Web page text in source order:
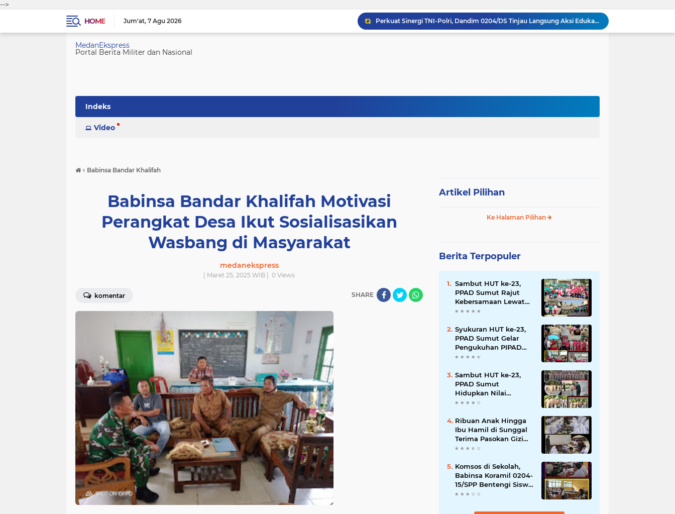
-->
HOME
Jum'at 7 Agu 2026
Perkuat Sinergi TNI-Polri, Dandim 0204/DS Tinjau Langsung Aksi Edukatif Taruna Akpol di Sekolah Rakyat Tebing Tinggi
Ribuan Anak Hingga Ibu Hamil di Sunggal Terima Pasokan Gizi Gratis dari TNI dan YPPSDP
Komsos di Sekolah, Babinsa Koramil 0204-15/SPP Bentengi Siswa SMPN 1 Sipispis dari Bahaya Narkotika
MedanEkspress
Portal Berita Militer dan Nasional
Indeks
Video
› Babinsa Bandar Khalifah
Babinsa Bandar Khalifah Motivasi
Perangkat Desa Ikut Sosialisasikan
Wasbang di Masyarakat
medanekspress
| Maret 25, 2025 WIB | 0 Views
komentar SHARE
Artikel Pilihan
Ke Halaman Pilihan
Berita Terpopuler
Sambut HUT ke-23,
PPAD Sumut Rajut
Kebersamaan Lewat
Senam Sehat dan
Bekangdam I/BB
Syukuran HUT ke-23,
PPAD Sumut Gelar
Pengukuhan PIPAD
Hingga Tradisi
Sambut HUT ke-23,
PPAD Sumut
Hidupkan Nilai
Pahlawan di TMP
Ribuan Anak Hingga
Ibu Hamil di Sunggal
Terima Pasokan Gizi
Gratis dari TNI dan
Komsos di Sekolah,
Babinsa Koramil 0204-
15/SPP Bentengi Siswa
SMPN 1 Sipispis dari